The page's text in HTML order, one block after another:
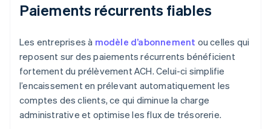
Paiements récurrents fiables
Les entreprises à modèle d’abonnement ou celles qui
reposent sur des paiements récurrents bénéficient
fortement du prélèvement ACH. Celui-ci simplifie
l’encaissement en prélevant automatiquement les
comptes des clients, ce qui diminue la charge
administrative et optimise les flux de trésorerie.